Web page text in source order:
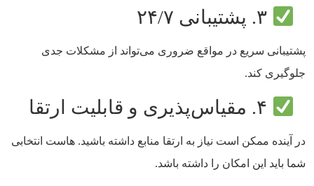
پشتیبانی سریع در مواقع ضروری می‌تواند از مشکلات جدی
جلوگیری کند.
در آینده ممکن است نیاز به ارتقا منابع داشته باشید. هاست انتخابی
شما باید این امکان را داشته باشد.